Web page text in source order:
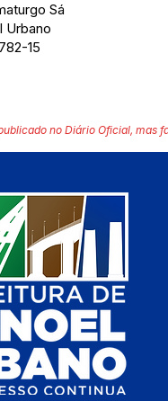
Sá
Urbano
15
no Diário Oficial, mas